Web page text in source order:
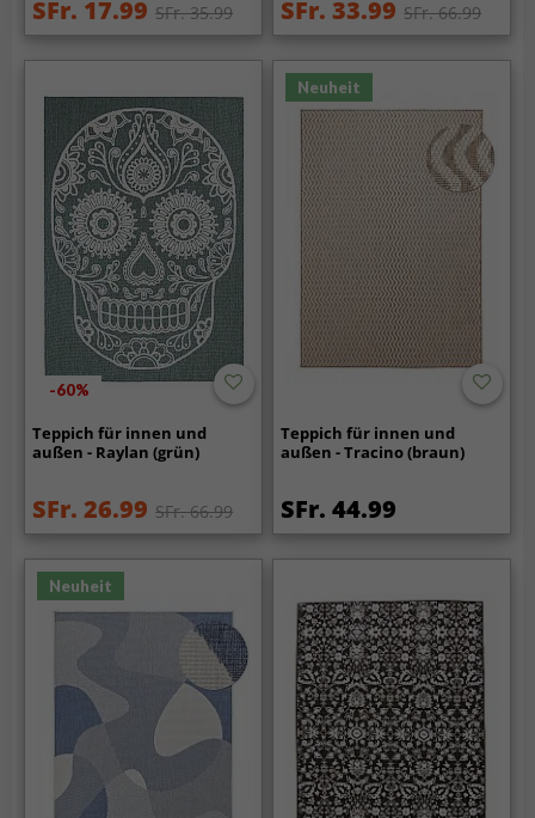
SFr. 17.99 SFr. 35.99 SFr. 33.99 SFr. 66.99
-60%
Teppich für innen und
außen - Raylan (grün)
SFr. 26.99 SFr. 66.99
Neuheit
Teppich für innen und
außen - Tracino (braun)
SFr. 44.99
Neuheit